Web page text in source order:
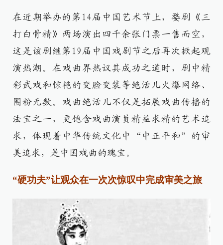
在近期举办的第14届中国艺术节上，婺剧《三
打白骨精》两场演出四千余张门票一售而空，
这是该剧继第19届中国戏剧节之后再次掀起观
演热潮。在戏曲界热议其成功之道时，剧中精
彩武戏和惊艳的变脸变装等绝活儿火爆网络、
圈粉无数。戏曲绝活儿不仅是拓展戏曲传播的
法宝之一，更饱含戏曲演员精益求精的艺术追
求，体现着中华传统文化中“中正平和”的审
美追求，是中国戏曲的瑰宝。
“硬功夫”让观众在一次次惊叹中完成审美之旅